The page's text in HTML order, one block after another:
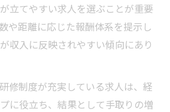
立てやすい求人を選ぶことが重要
や距離に応じた報酬体系を提示し
収入に反映されやすい傾向にあり
修制度が充実している求人は、経
に役立ち、結果として手取りの増